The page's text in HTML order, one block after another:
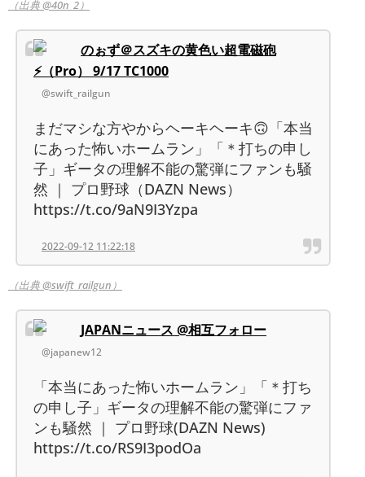
（出典 @40n_2）
のぉず＠スズキの黄色い超電磁砲
⚡️（Pro） 9/17 TC1000
@swift_railgun
まだマシな方やからヘーキヘーキ🙃「本当
にあった怖いホームラン」「＊打ちの申し
子」ギータの理解不能の驚弾にファンも騒
然 ｜ プロ野球（DAZN News）
https://t.co/9aN9I3Yzpa
2022-09-12 11:22:18
（出典 @swift_railgun）
JAPANニュース @相互フォロー
@japanew12
「本当にあった怖いホームラン」「＊打ち
の申し子」ギータの理解不能の驚弾にファ
ンも騒然 ｜ プロ野球(DAZN News)
https://t.co/RS9I3podOa